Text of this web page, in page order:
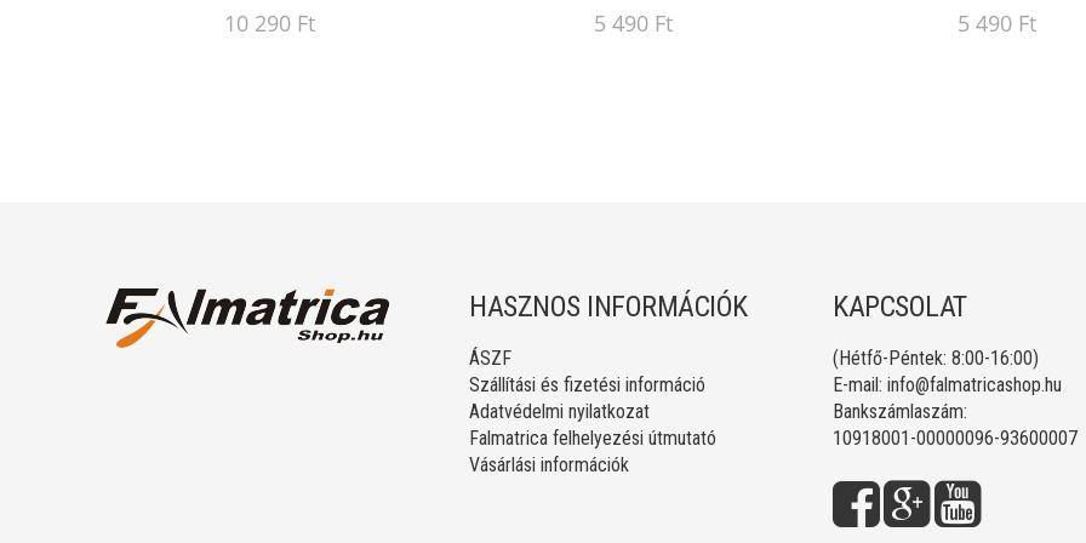
10 290 Ft 5 490 Ft 5 490 Ft
HASZNOS INFORMÁCIÓK
ÁSZF
Szállítási és fizetési információ
Adatvédelmi nyilatkozat
Falmatrica felhelyezési útmutató
Vásárlási információk
KAPCSOLAT
(Hétfő-Péntek: 8:00-16:00)
E-mail: info@falmatricashop.hu
Bankszámlaszám:
10918001-00000096-93600007